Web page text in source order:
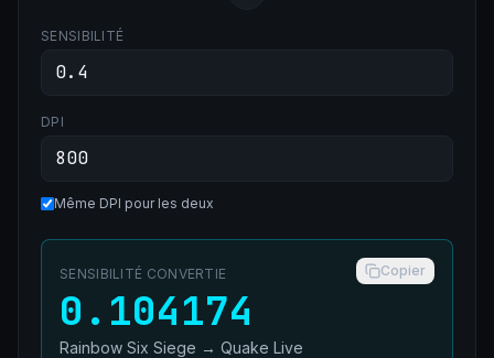
SENSIBILITÉ
DPI
Même DPI pour les deux
SENSIBILITÉ CONVERTIE Copier
0.104174
Rainbow Six Siege → Quake Live